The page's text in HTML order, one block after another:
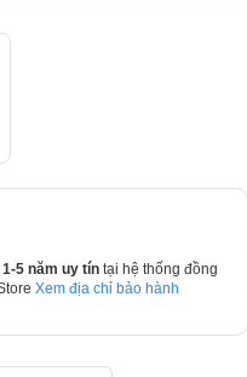
1-5 năm uy tín tại hệ thống đồng
Xem địa chỉ bảo hành